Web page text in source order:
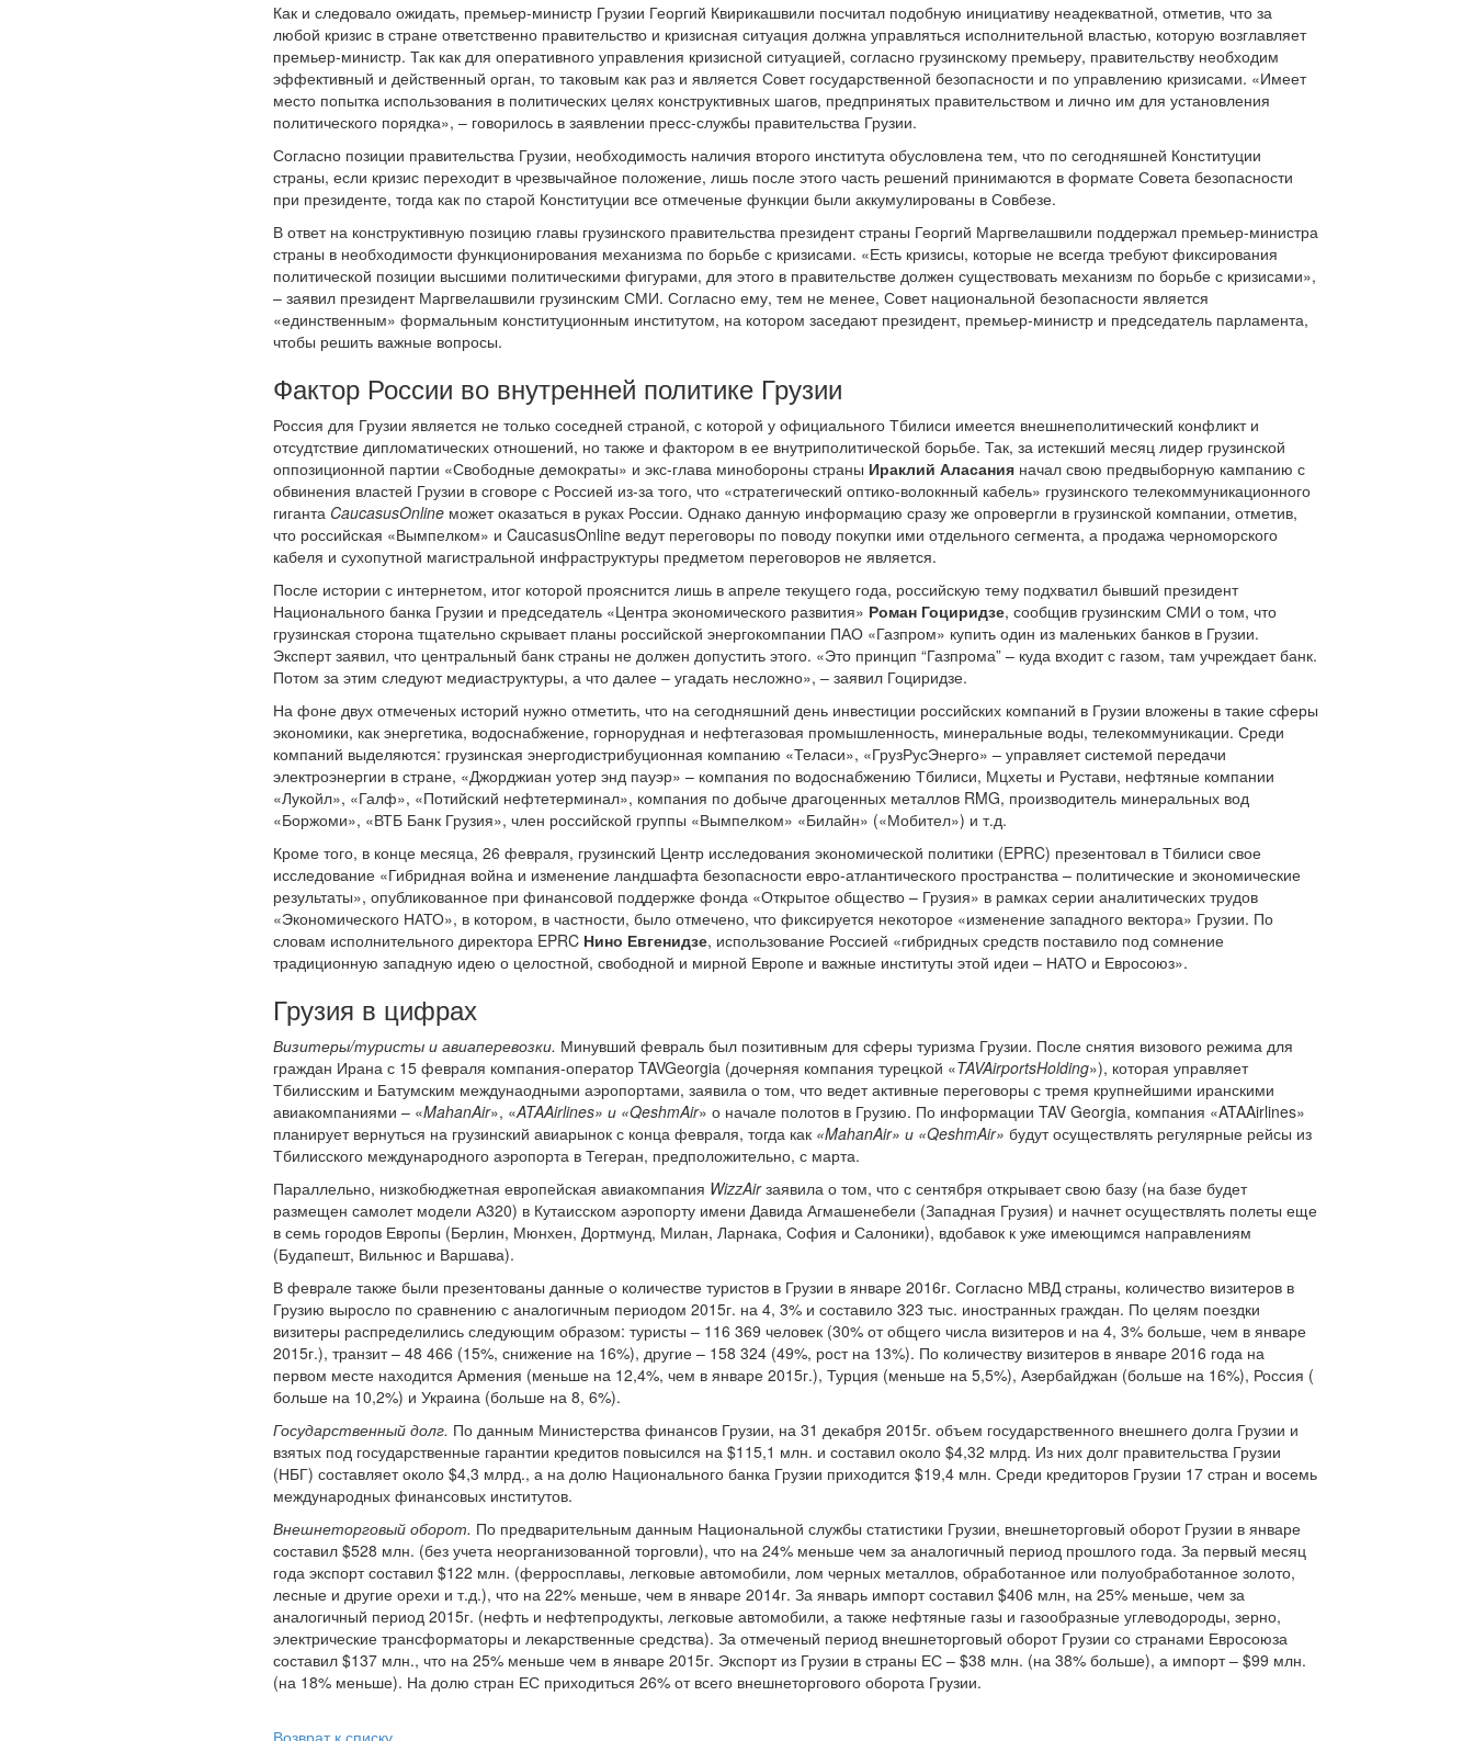
Как и следовало ожидать, премьер-министр Грузии Георгий Квирикашвили посчитал подобную инициативу неадекватной, отметив, что за
любой кризис в стране ответственно правительство и кризисная ситуация должна управляться исполнительной властью, которую возглавляет
премьер-министр. Так как для оперативного управления кризисной ситуацией, согласно грузинскому премьеру, правительству необходим
эффективный и действенный орган, то таковым как раз и является Совет государственной безопасности и по управлению кризисами. «Имеет
место попытка использования в политических целях конструктивных шагов, предпринятых правительством и лично им для установления
политического порядка», – говорилось в заявлении пресс-службы правительства Грузии.
Согласно позиции правительства Грузии, необходимость наличия второго института обусловлена тем, что по сегодняшней Конституции
страны, если кризис переходит в чрезвычайное положение, лишь после этого часть решений принимаются в формате Совета безопасности
при президенте, тогда как по старой Конституции все отмеченые функции были аккумулированы в Совбезе.
В ответ на конструктивную позицию главы грузинского правительства президент страны Георгий Маргвелашвили поддержал премьер-министра
страны в необходимости функционирования механизма по борьбе с кризисами. «Есть кризисы, которые не всегда требуют фиксирования
политической позиции высшими политическими фигурами, для этого в правительстве должен существовать механизм по борьбе с кризисами»,
– заявил президент Маргвелашвили грузинским СМИ. Согласно ему, тем не менее, Совет национальной безопасности является
«единственным» формальным конституционным институтом, на котором заседают президент, премьер-министр и председатель парламента,
чтобы решить важные вопросы.
Фактор России во внутренней политике Грузии
Россия для Грузии является не только соседней страной, с которой у официального Тбилиси имеется внешнеполитический конфликт и
отсудтствие дипломатических отношений, но также и фактором в ее внутриполитической борьбе. Так, за истекший месяц лидер грузинской
оппозиционной партии «Свободные демократы» и экс-глава минобороны страны Ираклий Аласания начал свою предвыборную кампанию с
обвинения властей Грузии в сговоре с Россией из-за того, что «стратегический оптико-волокнный кабель» грузинского телекоммуникационного
гиганта CaucasusOnline может оказаться в руках России. Однако данную информацию сразу же опровергли в грузинской компании, отметив,
что российская «Вымпелком» и CaucasusOnline ведут переговоры по поводу покупки ими отдельного сегмента, а продажа черноморского
кабеля и сухопутной магистральной инфраструктуры предметом переговоров не является.
После истории с интернетом, итог которой прояснится лишь в апреле текущего года, российскую тему подхватил бывший президент
Национального банка Грузии и председатель «Центра экономического развития» Роман Гоциридзе, сообщив грузинским СМИ о том, что
грузинская сторона тщательно скрывает планы российской энергокомпании ПАО «Газпром» купить один из маленьких банков в Грузии.
Эксперт заявил, что центральный банк страны не должен допустить этого. «Это принцип “Газпрома” – куда входит с газом, там учреждает банк.
Потом за этим следуют медиаструктуры, а что далее – угадать несложно», – заявил Гоциридзе.
На фоне двух отмеченых историй нужно отметить, что на сегодняшний день инвестиции российских компаний в Грузии вложены в такие сферы
экономики, как энергетика, водоснабжение, горнорудная и нефтегазовая промышленность, минеральные воды, телекоммуникации. Среди
компаний выделяются: грузинская энергодистрибуционная компанию «Теласи», «ГрузРусЭнерго» – управляет системой передачи
электроэнергии в стране, «Джорджиан уотер энд пауэр» – компания по водоснабжению Тбилиси, Мцхеты и Рустави, нефтяные компании
«Лукойл», «Галф», «Потийский нефтетерминал», компания по добыче драгоценных металлов RMG, производитель минеральных вод
«Боржоми», «ВТБ Банк Грузия», член российской группы «Вымпелком» «Билайн» («Мобител») и т.д.
Кроме того, в конце месяца, 26 февраля, грузинский Центр исследования экономической политики (EPRC) презентовал в Тбилиси свое
исследование «Гибридная война и изменение ландшафта безопасности евро-атлантического пространства – политические и экономические
результаты», опубликованное при финансовой поддержке фонда «Открытое общество – Грузия» в рамках серии аналитических трудов
«Экономического НАТО», в котором, в частности, было отмечено, что фиксируется некоторое «изменение западного вектора» Грузии. По
словам исполнительного директора EPRC Нино Евгенидзе, использование Россией «гибридных средств поставило под сомнение
традиционную западную идею о целостной, свободной и мирной Европе и важные институты этой идеи – НАТО и Евросоюз».
Грузия в цифрах
Визитеры/туристы и авиаперевозки. Минувший февраль был позитивным для сферы туризма Грузии. После снятия визового режима для
граждан Ирана с 15 февраля компания-оператор TAVGeorgia (дочерняя компания турецкой «TAVAirportsHolding»), которая управляет
Тбилисским и Батумским междунаодными аэропортами, заявила о том, что ведет активные переговоры с тремя крупнейшими иранскими
авиакомпаниями – «MahanAir», «ATAAirlines» и «QeshmAir» о начале полотов в Грузию. По информации TAV Georgia, компания «ATAAirlines»
планирует вернуться на грузинский авиарынок с конца февраля, тогда как «MahanAir» и «QeshmAir» будут осуществлять регулярные рейсы из
Тбилисского международного аэропорта в Тегеран, предположительно, с марта.
Параллельно, низкобюджетная европейская авиакомпания WizzAirзаявила о том, что с сентября открывает свою базу (на базе будет
размещен самолет модели А320) в Кутаисском аэропорту имени Давида Агмашенебели (Западная Грузия) и начнет осуществлять полеты еще
в семь городов Европы (Берлин, Мюнхен, Дортмунд, Милан, Ларнака, София и Салоники), вдобавок к уже имеющимся направлениям
(Будапешт, Вильнюс и Варшава).
В феврале также были презентованы данные о количестве туристов в Грузии в январе 2016г. Согласно МВД страны, количество визитеров в
Грузию выросло по сравнению с аналогичным периодом 2015г. на 4, 3% и составило 323 тыс. иностранных граждан. По целям поездки
визитеры распределились следующим образом: туристы – 116 369 человек (30% от общего числа визитеров и на 4, 3% больше, чем в январе
2015г.), транзит – 48 466 (15%, снижение на 16%), другие – 158 324 (49%, рост на 13%). По количеству визитеров в январе 2016 года на
первом месте находится Армения (меньше на 12,4%, чем в январе 2015г.), Турция (меньше на 5,5%), Азербайджан (больше на 16%), Россия (
больше на 10,2%) и Украина (больше на 8, 6%).
Государственный долг. По данным Министерства финансов Грузии, на 31 декабря 2015г. объем государственного внешнего долга Грузии и
взятых под государственные гарантии кредитов повысился на $115,1 млн. и составил около $4,32 млрд. Из них долг правительства Грузии
(НБГ) составляет около $4,3 млрд., а на долю Национального банка Грузии приходится $19,4 млн. Среди кредиторов Грузии 17 стран и восемь
международных финансовых институтов.
Внешнеторговый оборот. По предварительным данным Национальной службы статистики Грузии, внешнеторговый оборот Грузии в январе
составил $528 млн. (без учета неорганизованной торговли), что на 24% меньше чем за аналогичный период прошлого года. За первый месяц
года экспорт составил $122 млн. (ферросплавы, легковые автомобили, лом черных металлов, обработанное или полуобработанное золото,
лесные и другие орехи и т.д.), что на 22% меньше, чем в январе 2014г. За январь импорт составил $406 млн, на 25% меньше, чем за
аналогичный период 2015г. (нефть и нефтепродукты, легковые автомобили, а также нефтяные газы и газообразные углеводороды, зерно,
электрические трансформаторы и лекарственные средства). За отмеченый период внешнеторговый оборот Грузии со странами Евросоюза
составил $137 млн., что на 25% меньше чем в январе 2015г. Экспорт из Грузии в страны ЕС – $38 млн. (на 38% больше), а импорт – $99 млн.
(на 18% меньше). На долю стран ЕС приходиться 26% от всего внешнеторгового оборота Грузии.